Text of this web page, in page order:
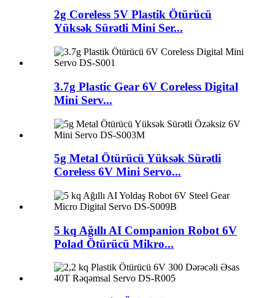
2g Coreless 5V Plastik Ötürücü
Yüksək Sürətli Mini Ser...
3.7g Plastic Gear 6V Coreless Digital
Mini Serv...
5g Metal Ötürücü Yüksək Sürətli
Coreless 6V Mini Servo...
5 kq Ağıllı AI Companion Robot 6V
Polad Ötürücü Mikro...